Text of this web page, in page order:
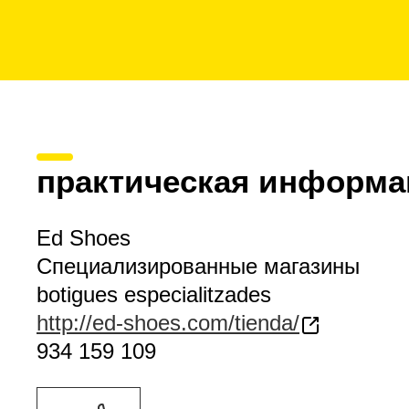
практическая
Ed Shoes
Специализированные магазины
botigues especialitzades
http://ed-shoes.com/tienda/
934 159 109